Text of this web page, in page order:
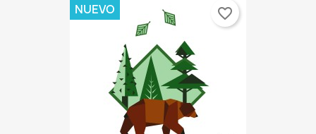
NUEVO favorite_border